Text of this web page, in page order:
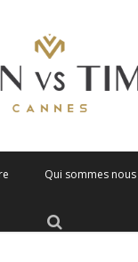
Qui sommes nous